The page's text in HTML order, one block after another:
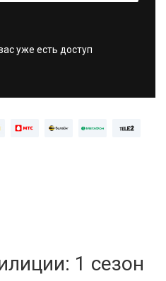
уже есть доступ
1 сезон